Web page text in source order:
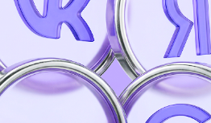
безопасно работать